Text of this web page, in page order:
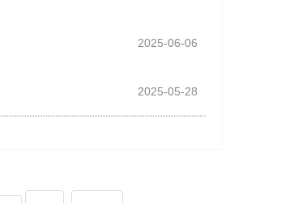
2025-06-06
2025-05-28